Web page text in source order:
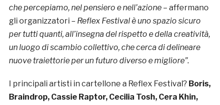
che percepiamo, nel pensiero e nell’azione – affermano
gli organizzatori – Reflex Festival è uno spazio sicuro
per tutti quanti, all’insegna del rispetto e della creatività,
un luogo di scambio collettivo, che cerca di delineare
nuove traiettorie per un futuro diverso e migliore”.
I principali artisti in cartellone a Reflex Festival? Boris,
Braindrop, Cassie Raptor, Cecilia Tosh, Cera Khin,